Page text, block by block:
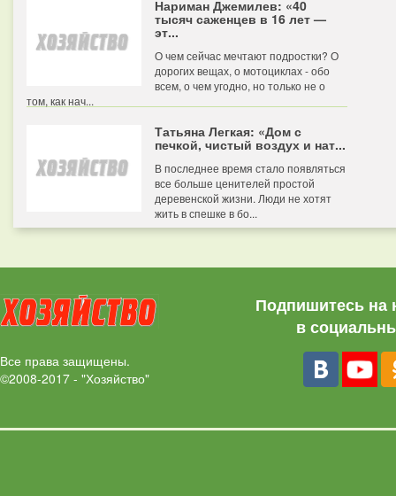
Нариман Джемилев: «40
тысяч саженцев в 16 лет —
эт...
О чем сейчас мечтают подростки? О
дорогих вещах, о мотоциклах - обо
всем, о чем угодно, но только не о
том, как нач...
Татьяна Легкая: «Дом с
печкой, чистый воздух и нат...
В последнее время стало появляться
все больше ценителей простой
деревенской жизни. Люди не хотят
жить в спешке в бо...
Все права защищены.
©2008-2017 - "Хозяйство"
Подпишитесь на
в